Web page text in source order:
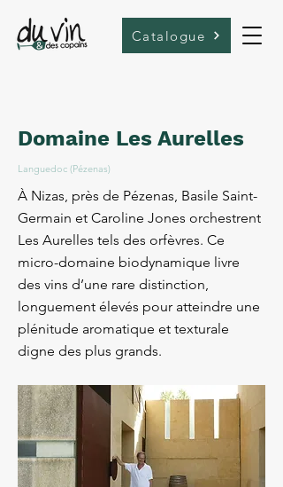
Catalogue
Domaine Les Aurelles
Languedoc (Pézenas)
À Nizas, près de Pézenas, Basile Saint-
Germain et Caroline Jones orchestrent
Les Aurelles tels des orfèvres. Ce
micro-domaine biodynamique livre
des vins d’une rare distinction,
longuement élevés pour atteindre une
plénitude aromatique et texturale
digne des plus grands.